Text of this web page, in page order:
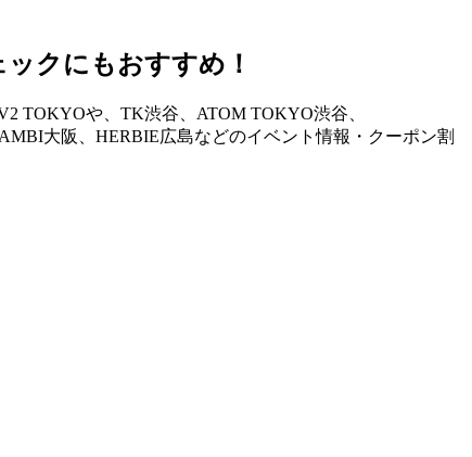
クにもおすすめ！
TOKYOや、TK渋谷、ATOM TOKYO渋谷、
大阪、HERBIE広島などのイベント情報・クーポン割